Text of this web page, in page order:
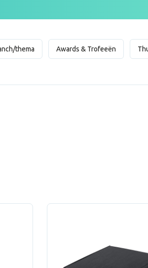
thema Awards & Trofeeën